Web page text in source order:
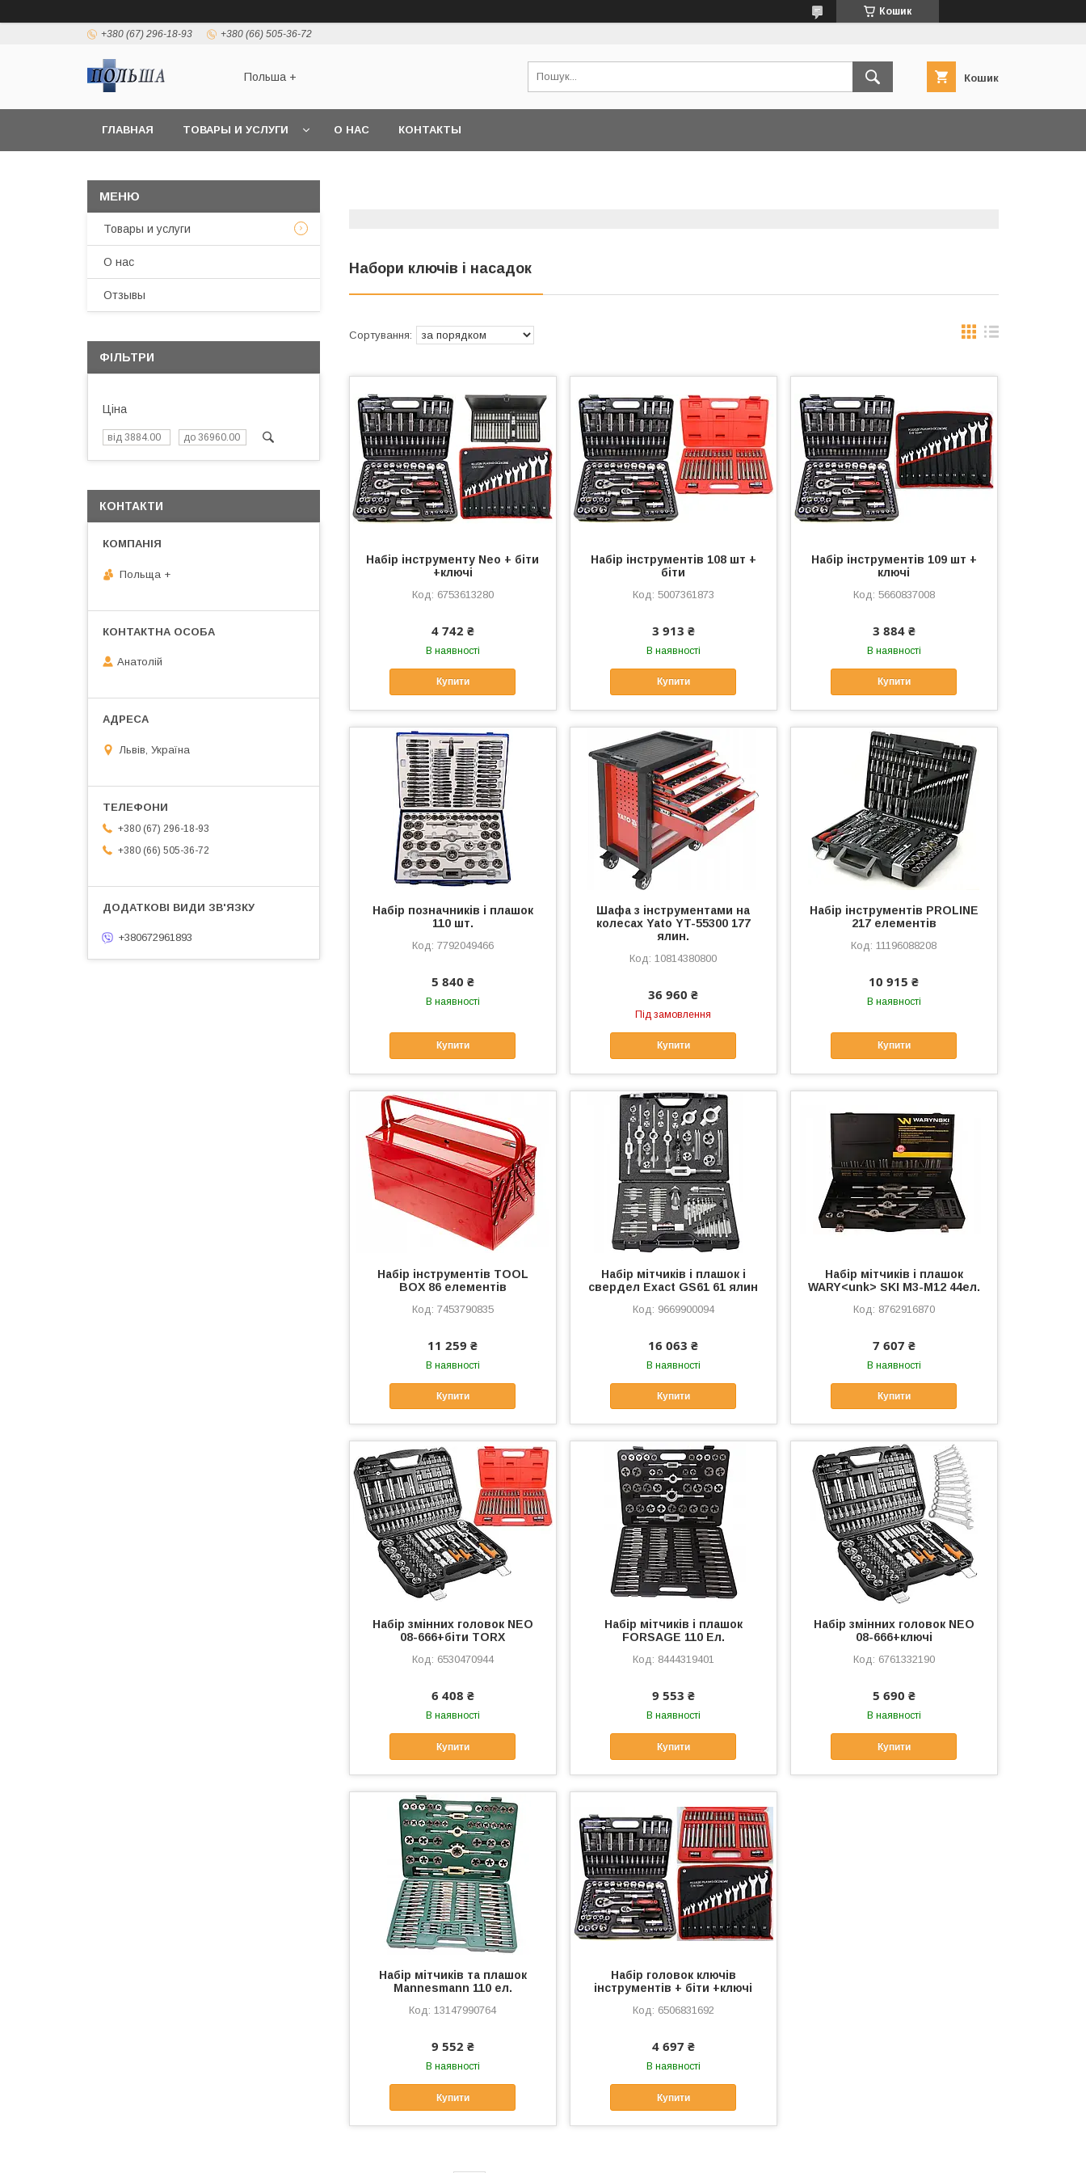
Кошик
+380 (67) 296-18-93 +380 (66) 505-36-72
Польша + Кошик
ГЛАВНАЯ ТОВАРЫ И УСЛУГИ О НАС КОНТАКТЫ
Набори ключів і насадок
Набір інструменту Neo + біти
+ключі
6753613280
4 742 ₴
В наявності
Купити
Набір інструментів 108 шт +
біти
5007361873
3 913 ₴
В наявності
Купити
Набір інструментів 109 шт +
ключі
5660837008
3 884 ₴
В наявності
Купити
Набір позначників і плашок
110 шт.
7792049466
5 840 ₴
В наявності
Купити
Шафа з інструментами на
колесах Yato YT-55300 177
ялин.
10814380800
36 960 ₴
Під замовлення
Купити
Набір інструментів PROLINE
217 елементів
11196088208
10 915 ₴
В наявності
Купити
Набір інструментів TOOL
BOX 86 елементів
7453790835
11 259 ₴
В наявності
Купити
Набір мітчиків і плашок і
свердел Exact GS61 61 ялин
9669900094
16 063 ₴
В наявності
Купити
Набір мітчиків і плашок
WARY<unk> SKI M3-M12 44ел.
8762916870
7 607 ₴
В наявності
Купити
Набір змінних головок NEO
08-666+біти TORX
6530470944
6 408 ₴
В наявності
Купити
Набір мітчиків і плашок
FORSAGE 110 Ел.
8444319401
9 553 ₴
В наявності
Купити
Набір змінних головок NEO
08-666+ключі
6761332190
5 690 ₴
В наявності
Купити
Набір мітчиків та плашок
Mannesmann 110 ел.
13147990764
9 552 ₴
В наявності
Купити
Набір головок ключів
інструментів + біти +ключі
6506831692
4 697 ₴
В наявності
Купити
Товары и услуги
О нас
Отзывы
ФІЛЬТРИ
Ціна
КОНТАКТИ
Польща +
Анатолій
Львів, Україна
+380 (67) 296-18-93
+380 (66) 505-36-72
+380672961893